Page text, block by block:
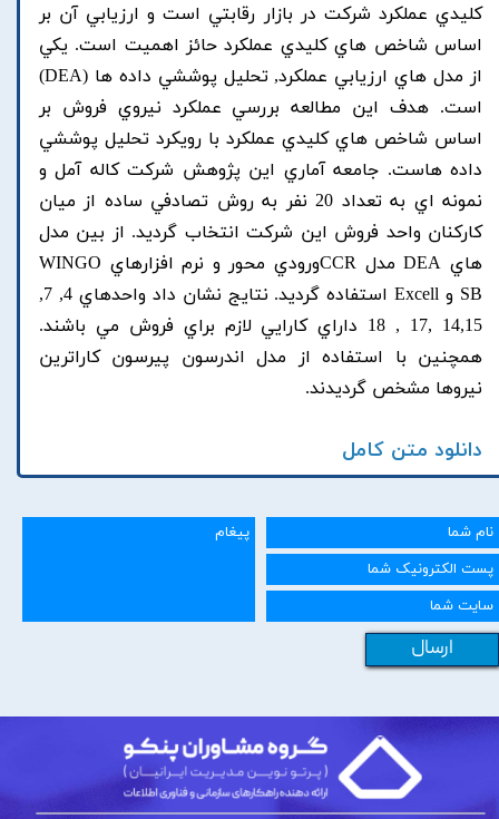
کليدي عملکرد شرکت در بازار رقابتي است و ارزيابي آن بر
اساس شاخص هاي کليدي عملکرد حائز اهميت است. يکي
از مدل هاي ارزيابي عملکرد, تحليل پوششي داده ها (DEA)
است. هدف اين مطالعه بررسي عملکرد نيروي فروش بر
اساس شاخص هاي کليدي عملکرد با رويکرد تحليل پوششي
داده هاست. جامعه آماري اين پژوهش شرکت کاله آمل و
نمونه اي به تعداد 20 نفر به روش تصادفي ساده از ميان
کارکنان واحد فروش اين شرکت انتخاب گرديد. از بين مدل
هاي DEA مدل CCRورودي محور و نرم افزارهاي WINGO
SB و Excell استفاده گرديد. نتايج نشان داد واحدهاي 4, 7,
14,15 ,17 , 18 داراي کارايي لازم براي فروش مي باشند.
همچنين با استفاده از مدل اندرسون پيرسون کاراترين
نيروها مشخص گرديدند.
دانلود متن کامل
ارسال